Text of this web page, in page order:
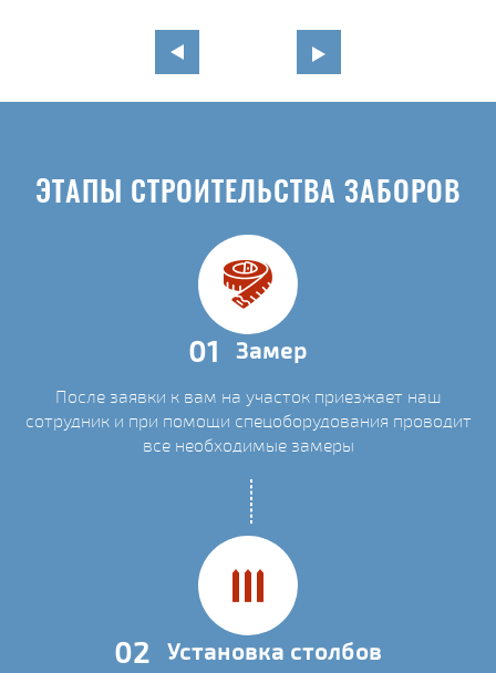
ЭТАПЫ СТРОИТЕЛЬСТВА ЗАБОРОВ
01 Замер
После заявки к вам на участок приезжает наш
сотрудник и при помощи спецоборудования проводит
все необходимые замеры
02 Установка столбов